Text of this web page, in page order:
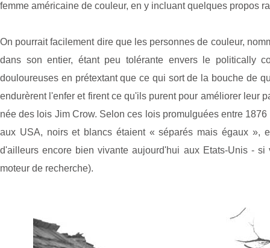
femme américaine de couleur, en y incluant quelques propos
On pourrait facilement dire que les personnes de couleur,
dans son entier, étant peu tolérante envers le politically
douloureuses en prétextant que ce qui sort de la bouche de
endurèrent l'enfer et firent ce qu'ils purent pour améliorer leur
née des lois Jim Crow. Selon ces lois promulguées entre
aux USA, noirs et blancs étaient « séparés mais égaux »,
d'ailleurs encore bien vivante aujourd'hui aux Etats-Unis -
moteur de recherche).